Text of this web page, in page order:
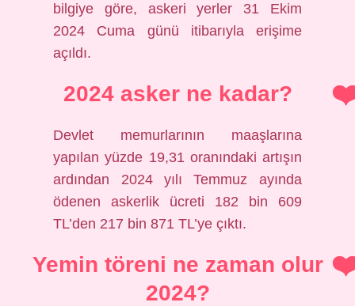
bilgiye göre, askeri yerler 31 Ekim
2024 Cuma günü itibarıyla erişime
açıldı.
2024 asker ne kadar?
Devlet memurlarının maaşlarına
yapılan yüzde 19,31 oranındaki artışın
ardından 2024 yılı Temmuz ayında
ödenen askerlik ücreti 182 bin 609
TL’den 217 bin 871 TL’ye çıktı.
Yemin töreni ne zaman olur
2024?